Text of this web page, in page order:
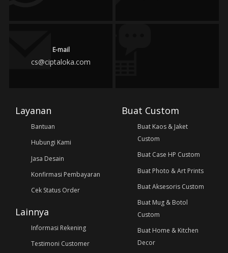
E-mail
cs@ciptaloka.com
Layanan
Bantuan
Hubungi Kami
Jasa Desain
Konfirmasi Pembayaran
Cek Status Order
Lainnya
Informasi Rekening
Testimoni Customer
Buat Custom
Buat Kaos & Jaket
Custom
Buat Case HP Custom
Buat Photo & Art Prints
Buat Aksesoris Custom
Buat Mug & Botol
Custom
Buat Home & Kitchen
Decor